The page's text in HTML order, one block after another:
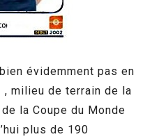
évidemment pas en
, milieu de terrain de la
la Coupe du Monde
plus de 190